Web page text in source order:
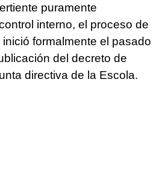
puramente
interno, el proceso de
formalmente el pasado
del decreto de
directiva de la Escola.